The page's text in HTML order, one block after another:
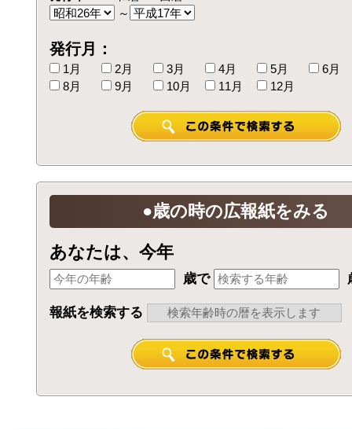
～
発行月：
1月 2月 3月 4月 5月
6月
8月
9月 10月 11月 12月
●歳の時の広報紙をみる
あなたは、今年
歳で
報紙を検索する